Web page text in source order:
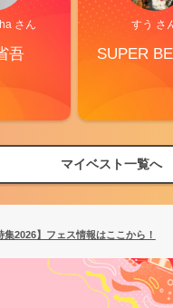
さん
吾
すう さ
SUPER
マイベスト一覧へ
集2026】フェス情報はここから！
員ランキング】2026年上半期編発表
集2026】フェス情報はここから！
員ランキング】2026年上半期編発表！